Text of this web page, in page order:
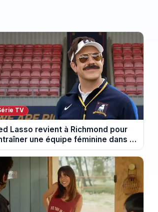
TV
Lasso revient à Richmond pour
une équipe féminine dans la
4